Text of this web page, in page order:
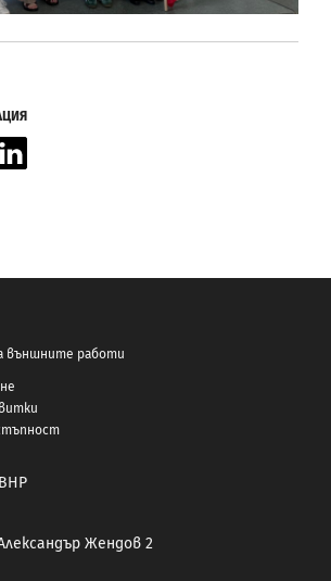
външните работи
Жендов 2